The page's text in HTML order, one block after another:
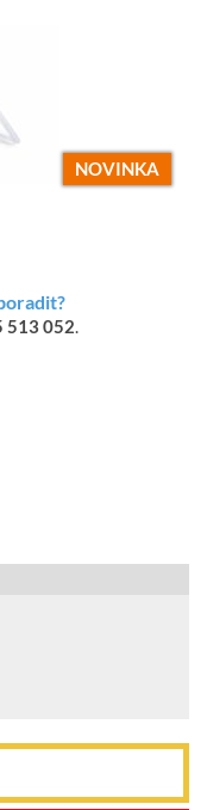
NOVINKA
513 052.